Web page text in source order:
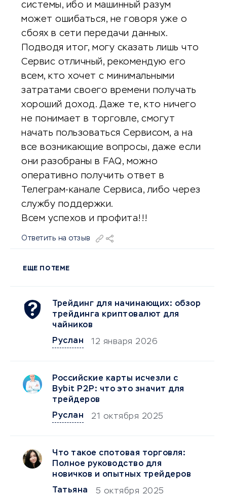
системы, ибо и машинный разум
может ошибаться, не говоря уже о
сбоях в сети передачи данных.
Подводя итог, могу сказать лишь что
Сервис отличный, рекомендую его
всем, кто хочет с минимальными
затратами своего времени получать
хороший доход. Даже те, кто ничего
не понимает в торговле, смогут
начать пользоваться Сервисом, а на
все возникающие вопросы, даже если
они разобраны в FAQ, можно
оперативно получить ответ в
Телеграм-канале Сервиса, либо через
службу поддержки.
Всем успехов и профита!!!
Ответить на отзыв
ЕЩЕ ПО ТЕМЕ
Трейдинг для начинающих: обзор
трейдинга криптовалют для
чайников
Руслан
12 января 2026
Российские карты исчезли с
Bybit P2P: что это значит для
трейдеров
Руслан
21 октября 2025
Что такое спотовая торговля:
Полное руководство для
новичков и опытных трейдеров
Татьяна
5 октября 2025